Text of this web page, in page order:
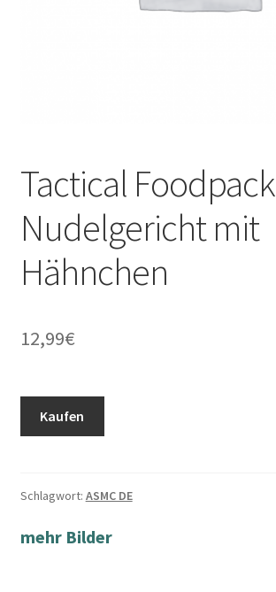
Tactical Foodpack
Nudelgericht mit
Hähnchen
12,99€
Kaufen
Schlagwort: ASMC DE
mehr Bilder